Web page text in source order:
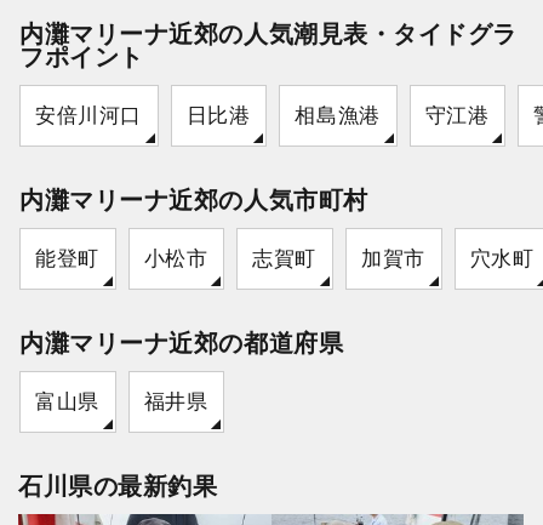
内灘マリーナ近郊の人気潮見表・タイドグラ
フポイント
安倍川河口 日比港 相島漁港 守江港
内灘マリーナ近郊の人気市町村
能登町 小松市 志賀町 加賀市 穴水町
内灘マリーナ近郊の都道府県
富山県 福井県
石川県の最新釣果